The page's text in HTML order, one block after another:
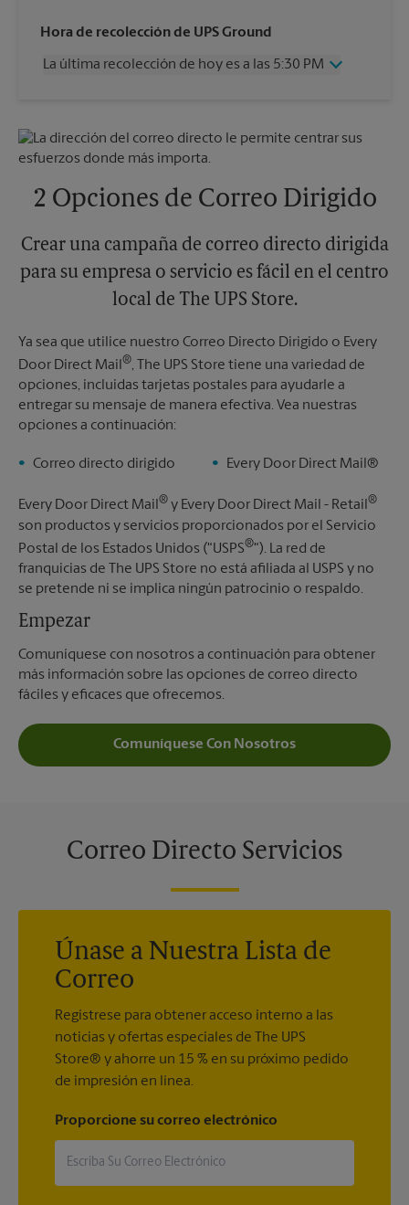
Miércoles
5:30 PM
Viernes
5:30 PM
Hora de recolección de UPS Ground
La última recolección de hoy es a las 5:30 PM
Viernes
5:30 PM
Sábado
4:00 PM
Lunes
5:30 PM
2 Opciones de Correo Dirigido
Crear una campaña de correo directo dirigida
para su empresa o servicio es fácil en el centro
local de The UPS Store.
Ya sea que utilice nuestro Correo Directo Dirigido o Every
Door Direct Mail®, The UPS Store tiene una variedad de
opciones, incluidas tarjetas postales para ayudarle a
entregar su mensaje de manera efectiva. Vea nuestras
opciones a continuación:
Correo directo dirigido Every Door Direct Mail®
Every Door Direct Mail® y Every Door Direct Mail - Retail®
son productos y servicios proporcionados por el Servicio
Postal de los Estados Unidos ("USPS®"). La red de
franquicias de The UPS Store no está afiliada al USPS y no
se pretende ni se implica ningún patrocinio o respaldo.
Empezar
Comuníquese con nosotros a continuación para obtener
más información sobre las opciones de correo directo
fáciles y eficaces que ofrecemos.
Comuníquese Con Nosotros
Correo Directo Servicios
Únase a Nuestra Lista de
Correo
Regístrese para obtener acceso interno a las
noticias y ofertas especiales de The UPS
Store® y ahorre un 15 % en su próximo pedido
de impresión en línea.
Proporcione su correo electrónico